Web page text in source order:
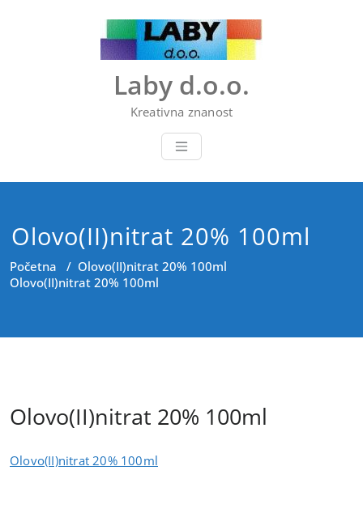
Laby d.o.o.
Kreativna znanost
Olovo(II)nitrat 20% 100ml
Početna / Olovo(II)nitrat 20% 100ml
Olovo(II)nitrat 20% 100ml
Olovo(II)nitrat 20% 100ml
Olovo(II)nitrat 20% 100ml